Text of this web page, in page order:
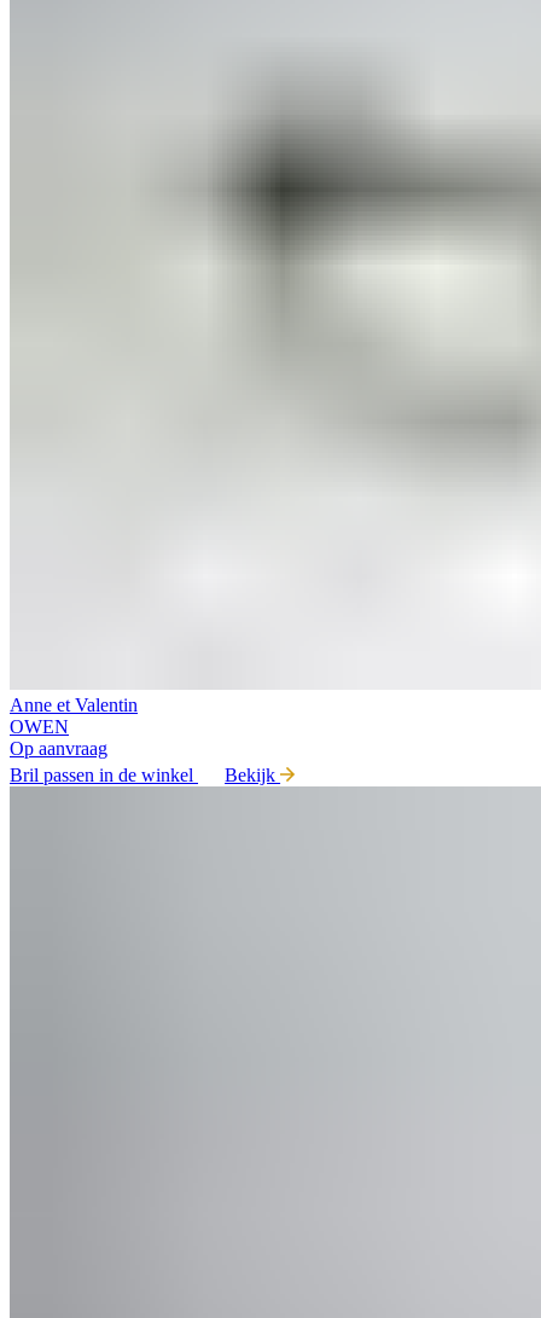
Anne et Valentin
OWEN
Op aanvraag
Bril passen in de winkel
Bekijk